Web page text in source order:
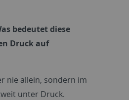
bedeutet diese
Druck auf
nie allein, sondern im
unter Druck.